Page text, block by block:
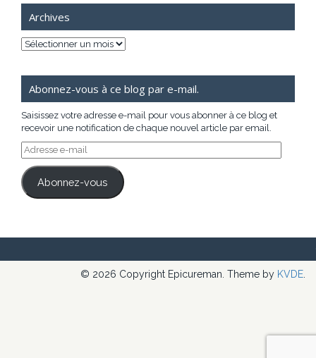
Archives
Archives
Abonnez-vous à ce blog par e-mail.
Saisissez votre adresse e-mail pour vous abonner à ce blog et
recevoir une notification de chaque nouvel article par email.
Adresse
e-
mail
Abonnez-vous
© 2026 Copyright Epicureman. Theme by KVDE.